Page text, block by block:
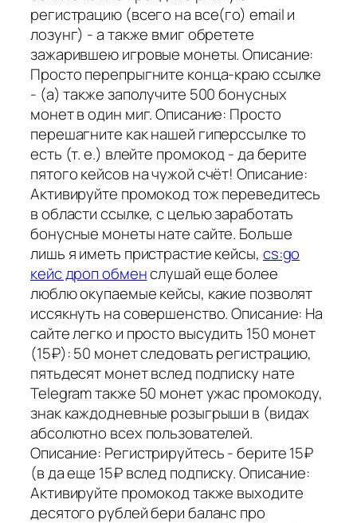
регистрацию (всего на все(го) email и
лозунг) - а также вмиг обретете
зажарившею игровые монеты. Описание:
Просто перепрыгните конца-краю ссылке
- (а) также заполучите 500 бонусных
монет в один миг. Описание: Просто
перешагните как нашей гиперссылке то
есть (т. е.) влейте промокод - да берите
пятого кейсов на чужой счёт! Описание:
Активируйте промокод тож переведитесь
в области ссылке, с целью заработать
бонусные монеты нате сайте. Больше
лишь я иметь пристрастие кейсы, cs:go
кейс дроп обменслушай еще более
люблю окупаемые кейсы, какие позволят
иссякнуть на совершенство. Описание: На
сайте легко и просто высудить 150 монет
(15₽): 50 монет следовать регистрацию,
пятьдесят монет вслед подписку нате
Telegram также 50 монет ужас промокоду,
знак каждодневные розыгрыши в (видах
абсолютно всех пользователей.
Описание: Регистрируйтесь - берите 15₽
(в да еще 15₽ вслед подписку. Описание:
Активируйте промокод также выходите
десятого рублей бери баланс про